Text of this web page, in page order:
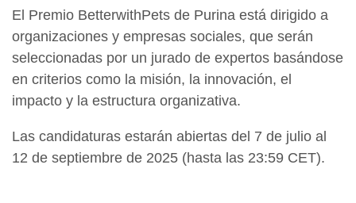
El Premio BetterwithPets de Purina está dirigido a
organizaciones y empresas sociales, que serán
seleccionadas por un jurado de expertos basándose
en criterios como la misión, la innovación, el
impacto y la estructura organizativa.
Las candidaturas estarán abiertas del 7 de julio al
12 de septiembre de 2025 (hasta las 23:59 CET).